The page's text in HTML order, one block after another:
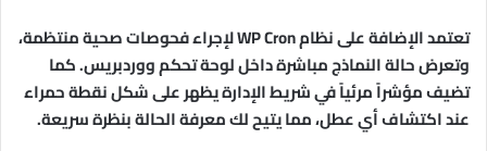
تعتمد الإضافة على نظام WP Cron لإجراء فحوصات صحية منتظمة،
وتعرض حالة النماذج مباشرة داخل لوحة تحكم ووردبريس. كما
تضيف مؤشراً مرئياً في شريط الإدارة يظهر على شكل نقطة حمراء
عند اكتشاف أي عطل، مما يتيح لك معرفة الحالة بنظرة سريعة.